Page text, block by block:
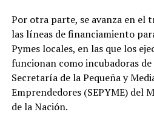
Por otra parte, se avanza en el
las líneas de financiamiento
Pymes locales, en las que los
funcionan como incubadoras
Secretaría de la Pequeña y
Emprendedores (SEPYME) del
de la Nación.